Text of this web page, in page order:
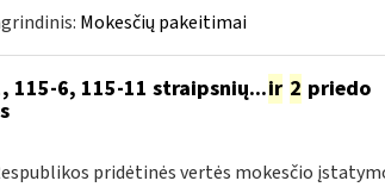
Mokesčių pakeitimai
115-6, 115-11 straipsnių...ir 2 priedo
pridėtinės vertės mokesčio